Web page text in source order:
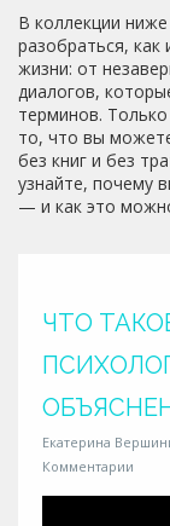
В коллекции
разобраться,
жизни: от
диалогов,
терминов.
то, что вы
без книг и без
узнайте, почему
— и как это
ЧТО
Екатерина
Комментарии